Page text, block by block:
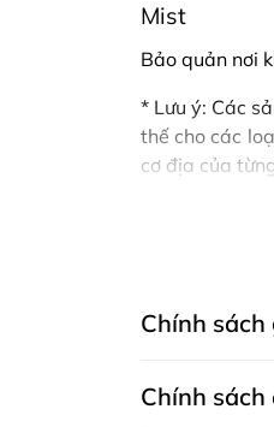
Mist
Bảo quản nơi
* Lưu ý: Các
thế cho các
cơ địa của
Mua Xịt
Khách hàng
Ausmart tại:
Zalo
Điện
Chính
Chính sách